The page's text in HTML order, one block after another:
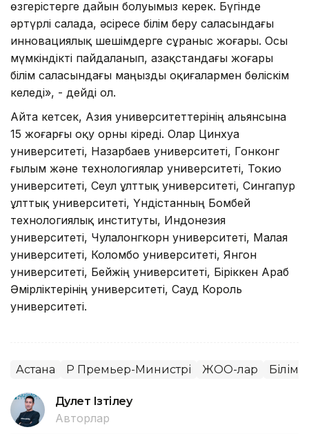
өзгерістерге дайын болуымыз керек. Бүгінде
әртүрлі салада, әсіресе білім беру саласындағы
инновациялық шешімдерге сұраныс жоғары. Осы
мүмкіндікті пайдаланып, Қазақстандағы жоғары
білім саласындағы маңызды оқиғалармен бөліскім
келеді», - дейді ол.
Айта кетсек, Азия университеттерінің альянсына
15 жоғарғы оқу орны кіреді. Олар Цинхуа
университеті, Назарбаев университеті, Гонконг
ғылым және технологиялар университеті, Токио
университеті, Сеул ұлттық университеті, Сингапур
ұлттық университеті, Үндістанның Бомбей
технологиялық институты, Индонезия
университеті, Чулалонгкорн университеті, Малая
университеті, Коломбо университеті, Янгон
университеті, Бейжің университеті, Біріккен Араб
Әмірліктерінің университеті, Сауд Король
университеті.
Астана ҚР Премьер-Министрі ЖОО-лар Білім
Дәулет Ізтілеу
Авторлар